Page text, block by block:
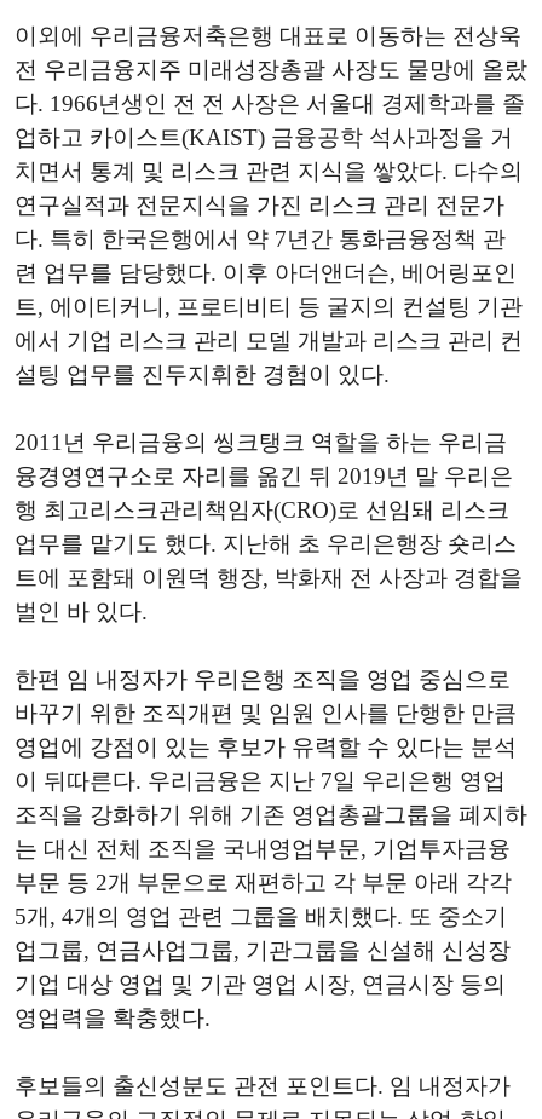
이외에 우리금융저축은행 대표로 이동하는 전상욱
전 우리금융지주 미래성장총괄 사장도 물망에 올랐
다. 1966년생인 전 전 사장은 서울대 경제학과를 졸
업하고 카이스트(KAIST) 금융공학 석사과정을 거
치면서 통계 및 리스크 관련 지식을 쌓았다. 다수의
연구실적과 전문지식을 가진 리스크 관리 전문가
다. 특히 한국은행에서 약 7년간 통화금융정책 관
련 업무를 담당했다. 이후 아더앤더슨, 베어링포인
트, 에이티커니, 프로티비티 등 굴지의 컨설팅 기관
에서 기업 리스크 관리 모델 개발과 리스크 관리 컨
설팅 업무를 진두지휘한 경험이 있다.
2011년 우리금융의 씽크탱크 역할을 하는 우리금
융경영연구소로 자리를 옮긴 뒤 2019년 말 우리은
행 최고리스크관리책임자(CRO)로 선임돼 리스크
업무를 맡기도 했다. 지난해 초 우리은행장 숏리스
트에 포함돼 이원덕 행장, 박화재 전 사장과 경합을
벌인 바 있다.
한편 임 내정자가 우리은행 조직을 영업 중심으로
바꾸기 위한 조직개편 및 임원 인사를 단행한 만큼
영업에 강점이 있는 후보가 유력할 수 있다는 분석
이 뒤따른다. 우리금융은 지난 7일 우리은행 영업
조직을 강화하기 위해 기존 영업총괄그룹을 폐지하
는 대신 전체 조직을 국내영업부문, 기업투자금융
부문 등 2개 부문으로 재편하고 각 부문 아래 각각
5개, 4개의 영업 관련 그룹을 배치했다. 또 중소기
업그룹, 연금사업그룹, 기관그룹을 신설해 신성장
기업 대상 영업 및 기관 영업 시장, 연금시장 등의
영업력을 확충했다.
후보들의 출신성분도 관전 포인트다. 임 내정자가